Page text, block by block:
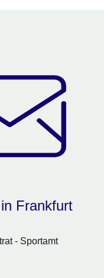
Frankfurt
- Sportamt